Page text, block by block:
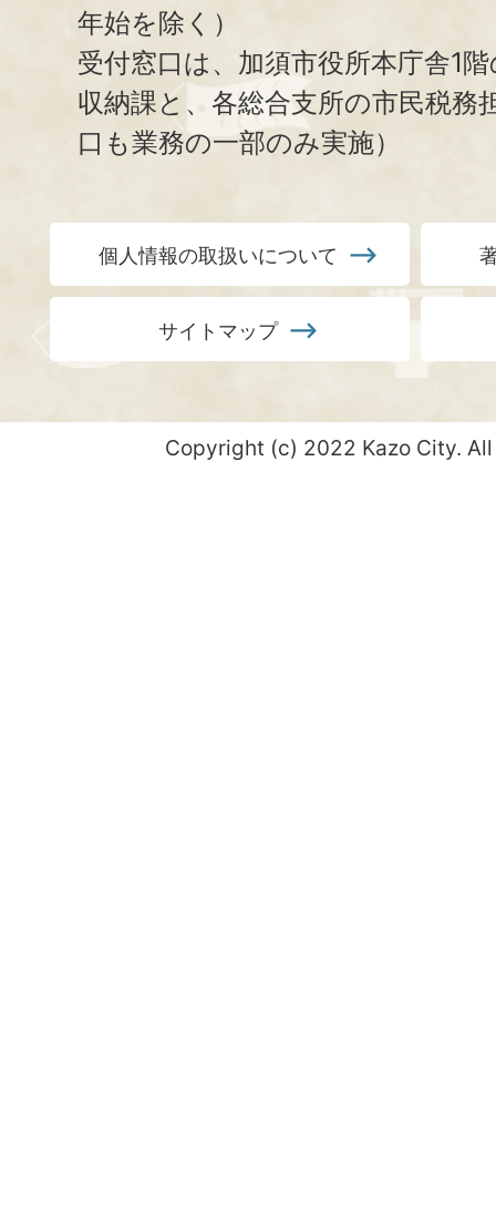
年始を除く）
受付窓口は、加須市役所本庁舎1
収納課と、 各総合支所の市民税務
口も業務の一部のみ実施）
個人情報の取扱いについて
サイトマップ
Copyright (c) 2022 Kazo City.